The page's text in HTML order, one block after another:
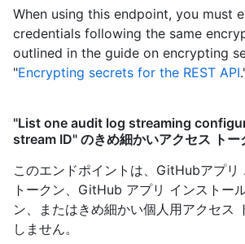
When using this endpoint, you must
credentials following the same
outlined in the guide on encrypting
"Encrypting secrets for the REST API
"List one audit log streaming
stream ID" のきめ細かいアクセス トー
このエンドポイントは、GitHubアプリ
トークン、GitHub アプリ インストー
ン、またはきめ細かい個人用アクセス
しません。